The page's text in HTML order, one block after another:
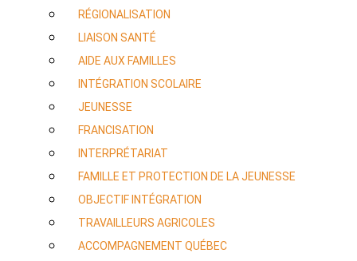
RÉGIONALISATION
LIAISON SANTÉ
AIDE AUX FAMILLES
INTÉGRATION SCOLAIRE
JEUNESSE
FRANCISATION
INTERPRÉTARIAT
FAMILLE ET PROTECTION DE LA JEUNESSE
OBJECTIF INTÉGRATION
TRAVAILLEURS AGRICOLES
ACCOMPAGNEMENT QUÉBEC